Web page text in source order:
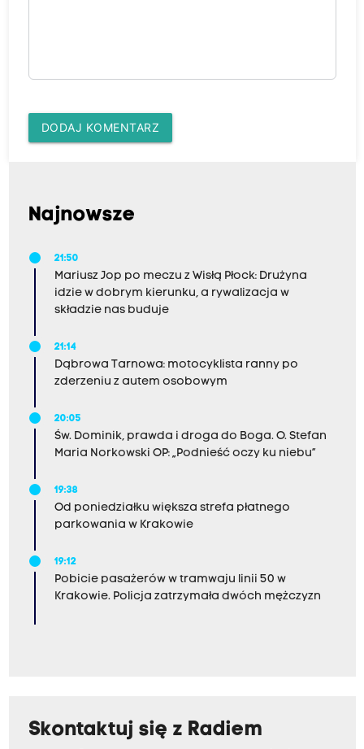
DODAJ KOMENTARZ
Najnowsze
21:50
Mariusz Jop po meczu z Wisłą Płock: Drużyna
idzie w dobrym kierunku, a rywalizacja w
składzie nas buduje
21:14
Dąbrowa Tarnowa: motocyklista ranny po
zderzeniu z autem osobowym
20:05
Św. Dominik, prawda i droga do Boga. O. Stefan
Maria Norkowski OP: „Podnieść oczy ku niebu”
19:38
Od poniedziałku większa strefa płatnego
parkowania w Krakowie
19:12
Pobicie pasażerów w tramwaju linii 50 w
Krakowie. Policja zatrzymała dwóch mężczyzn
Skontaktuj się z Radiem